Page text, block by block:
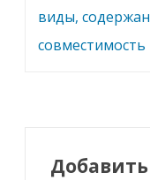
по
записям
виды,
совместимость